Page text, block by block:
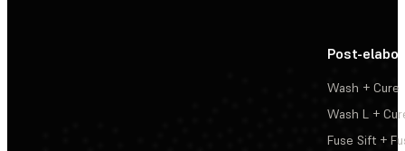
Post-
Wash + Cure
Wash L +
Fuse Sift +